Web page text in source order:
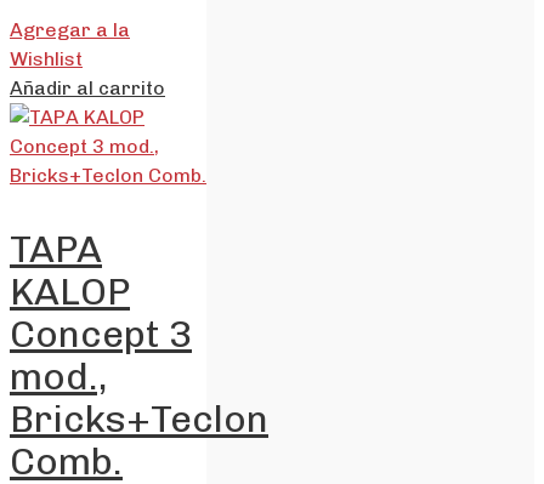
Agregar a la
Wishlist
Añadir al carrito
TAPA
KALOP
Concept 3
mod.,
Bricks+Teclon
Comb.